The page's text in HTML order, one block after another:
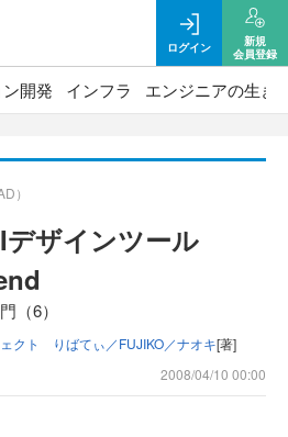
ログイン
新規
会員登録
開発 インフラ エンジニアの生き
）
ザインツール
（6）
クト りばてぃ／FUJIKO／ナオキ[著]
2008/04/10 00:00